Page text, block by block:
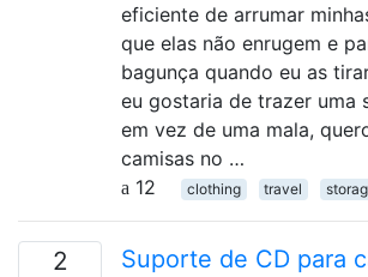
eficiente de arrumar
que elas não enrugem e
bagunça quando eu as
eu gostaria de trazer uma
em vez de uma mala,
camisas no …
12
clothing travel
2 Suporte de CD para